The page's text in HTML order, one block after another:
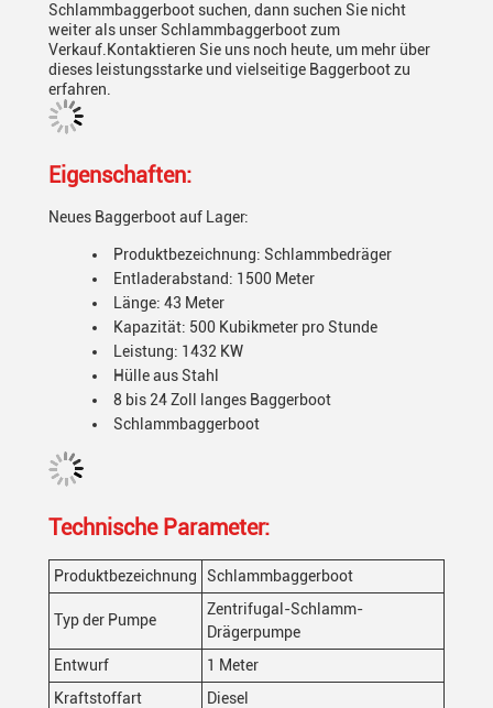
Schlammbaggerboot suchen, dann suchen Sie nicht
weiter als unser Schlammbaggerboot zum
Verkauf.Kontaktieren Sie uns noch heute, um mehr über
dieses leistungsstarke und vielseitige Baggerboot zu
erfahren.
Eigenschaften:
Neues Baggerboot auf Lager:
Produktbezeichnung: Schlammbedräger
Entladerabstand: 1500 Meter
Länge: 43 Meter
Kapazität: 500 Kubikmeter pro Stunde
Leistung: 1432 KW
Hülle aus Stahl
8 bis 24 Zoll langes Baggerboot
Schlammbaggerboot
Technische Parameter:
Produktbezeichnung Schlammbaggerboot
Typ der Pumpe
Zentrifugal-Schlamm-
Drägerpumpe
Entwurf
1 Meter
Kraftstoffart
Diesel